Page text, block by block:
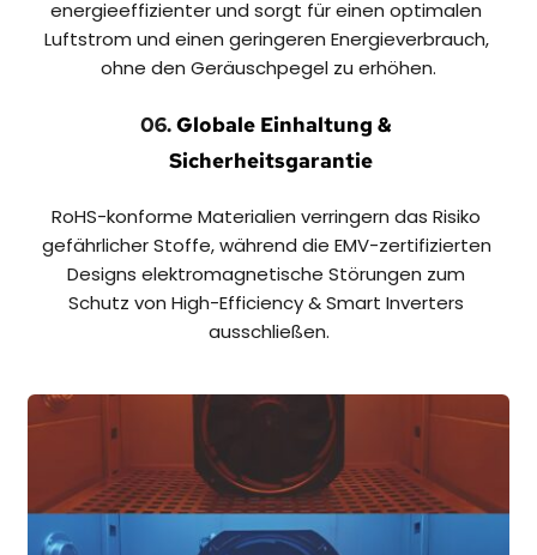
energieeffizienter und sorgt für einen optimalen
Luftstrom und einen geringeren Energieverbrauch,
ohne den Geräuschpegel zu erhöhen.
06. Globale Einhaltung &
Sicherheitsgarantie
RoHS-konforme Materialien verringern das Risiko
gefährlicher Stoffe, während die EMV-zertifizierten
Designs elektromagnetische Störungen zum
Schutz von High-Efficiency & Smart Inverters
ausschließen.